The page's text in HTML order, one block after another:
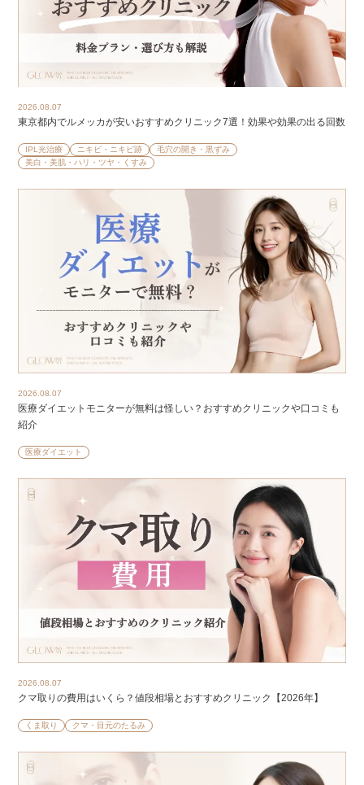
2026.08.07
東京都内でルメッカが安いおすすめクリニック7選！効果や効果の出る回数
IPL光治療 ニキビ・ニキビ跡
毛穴の開き・黒ずみ
美白・美肌・ハリ・ツヤ・くすみ
2026.08.07
医療ダイエットモニターが無料は怪しい？おすすめクリニックや口コミも
紹介
医療ダイエット
2026.08.07
クマ取りの費用はいくら？値段相場とおすすめクリニック【2026年】
くま取り クマ・目元のたるみ